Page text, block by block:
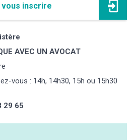
vous inscrire
AVEC UN AVOCAT
vous : 14h, 14h30, 15h ou 15h30
29 65